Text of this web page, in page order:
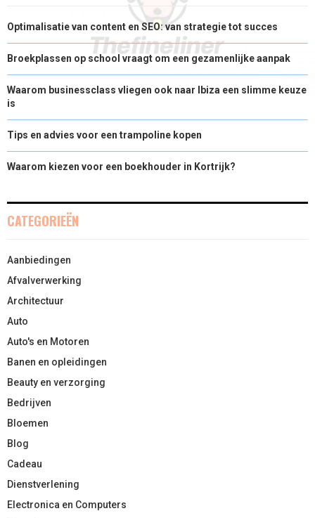
Optimalisatie van content en SEO: van strategie tot succes
Broekplassen op school vraagt om een gezamenlijke aanpak
Waarom businessclass vliegen ook naar Ibiza een slimme keuze
is
Tips en advies voor een trampoline kopen
Waarom kiezen voor een boekhouder in Kortrijk?
CATEGORIEËN
Aanbiedingen
Afvalverwerking
Architectuur
Auto
Auto's en Motoren
Banen en opleidingen
Beauty en verzorging
Bedrijven
Bloemen
Blog
Cadeau
Dienstverlening
Electronica en Computers